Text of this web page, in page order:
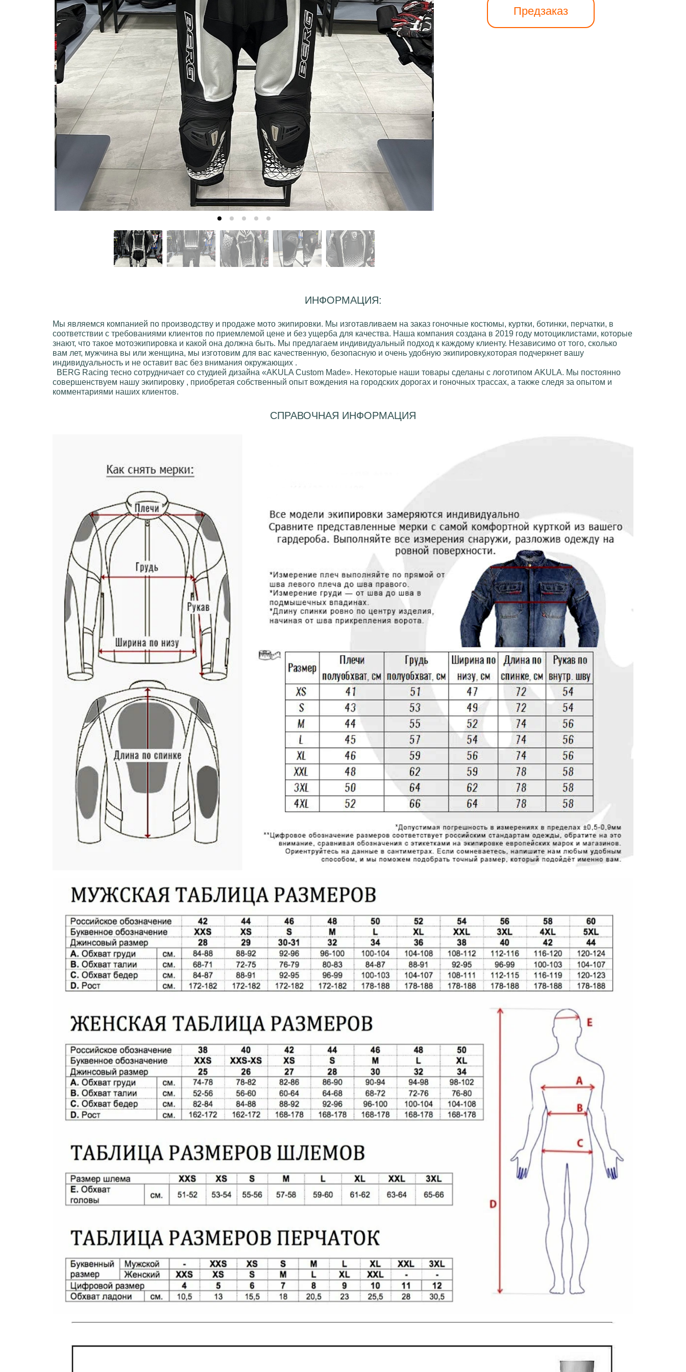
Предзаказ
ИНФОРМАЦИЯ:
Мы являемся компанией по производству и продаже мото экипировки. Мы изготавливаем на заказ гоночные костюмы, куртки, ботинки, перчатки, в
соответствии с требованиями клиентов по приемлемой цене и без ущерба для качества. Наша компания создана в 2019 году мотоциклистами, которые
знают, что такое мотоэкипировкa и какой она должна быть. Мы предлагаем индивидуальный подход к каждому клиенту. Независимо от того, сколько
вам лет, мужчинa вы или женщинa, мы изготовим для вас качественную, безопасную и очень удобную экипировку,которая подчеркнет вашу
индивидуальность и не оставит вас без внимания окружающих .
BERG Racing тесно сотрудничает со студией дизайна «AKULA Custom Made». Некоторые наши товары сделаны с логотипом AKULA. Мы постоянно
совершенствуем нашу экипировку , приобретая собственный опыт вождения на городских дорогах и гоночных трассах, а также следя за опытом и
комментариями наших клиентов.
СПРАВОЧНАЯ ИНФОРМАЦИЯ